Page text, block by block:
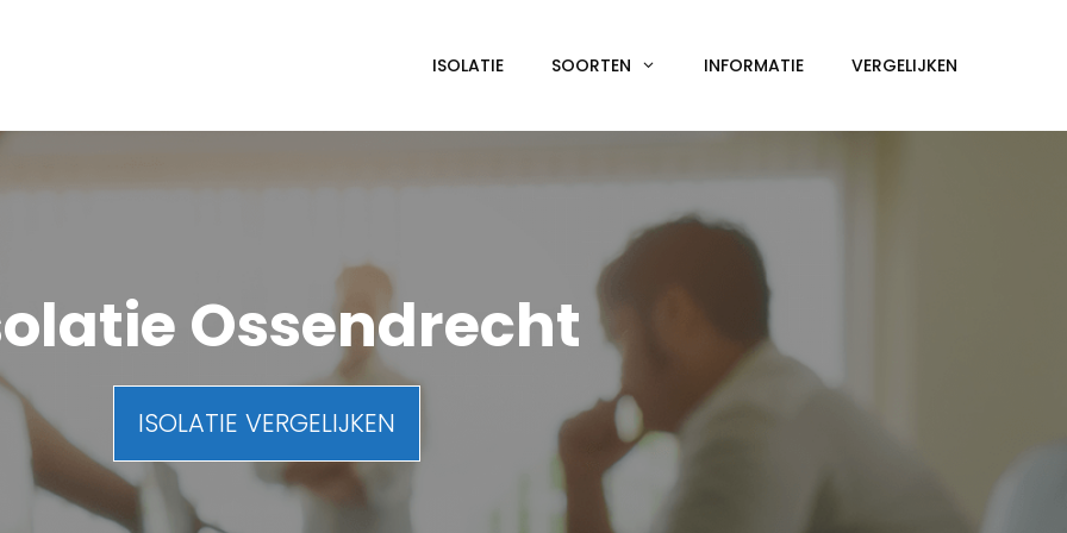
ISOLATIE SOORTEN INFORMATIE VERGELIJKEN
Ossendrecht
ISOLATIE VERGELIJKEN